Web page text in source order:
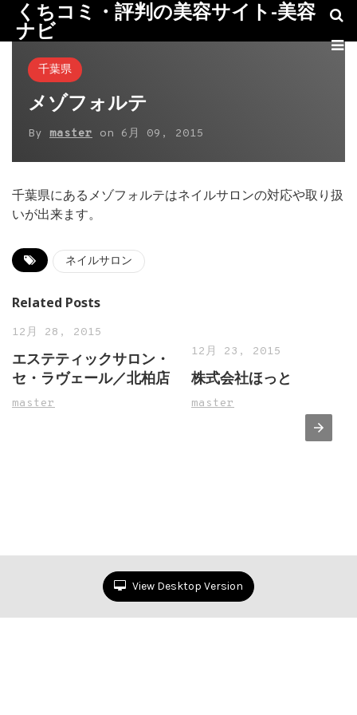
くちコミ・評判の美容サイト-美容
ナビ
千葉県
メゾフォルテ
By master on 6月 09, 2015
千葉県にあるメゾフォルテはネイルサロンの対応や取り扱
いが出来ます。
ネイルサロン
Related Posts
12月 28, 2015
エステティックサロン・
セ・ラヴェール／北柏店
master
12月 23, 2015
株式会社ほっと
master
View Desktop Version